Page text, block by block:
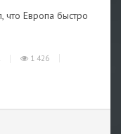
что Европа быстро
1 426